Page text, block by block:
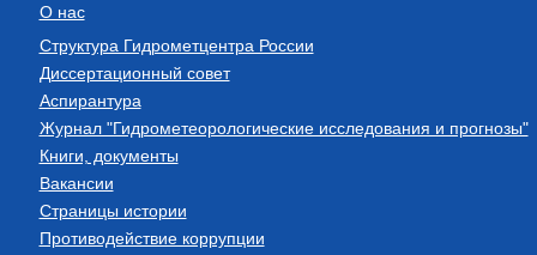
О нас
Структура Гидрометцентра России
Диссертационный совет
Аспирантура
Журнал "Гидрометеорологические исследования и прогнозы"
Книги, документы
Вакансии
Страницы истории
Противодействие коррупции